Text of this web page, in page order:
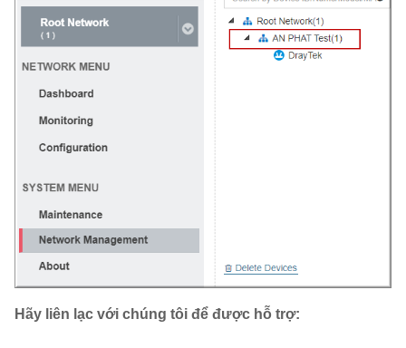
Hãy liên lạc với chúng tôi để được hỗ trợ: